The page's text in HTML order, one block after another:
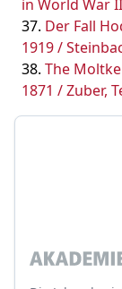
in World War
Der Fall
1919 /
The
1871 / Zuber,